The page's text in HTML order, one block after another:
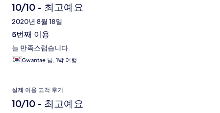
10/10 - 최고예요
2020년 8월 18일
5번째 이용
늘 만족스럽습니다.
Gwantae 님, 1박 여행
실제 이용 고객 후기
10/10 - 최고예요